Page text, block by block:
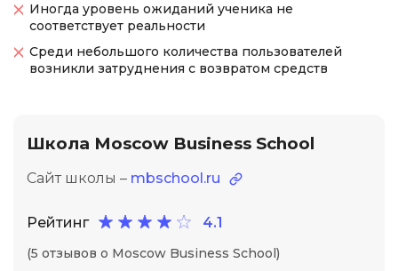
Иногда уровень ожиданий ученика не
соответствует реальности
Среди небольшого количества пользователей
возникли затруднения с возвратом средств
Школа Moscow Business School
Сайт школы – mbschool.ru
Рейтинг 4.1
(5 отзывов о Moscow Business School)